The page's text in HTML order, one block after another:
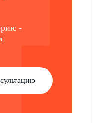
-